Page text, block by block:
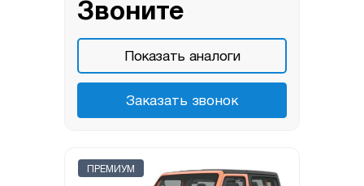
Звоните
Показать аналоги
Заказать звонок
ПРЕМИУМ